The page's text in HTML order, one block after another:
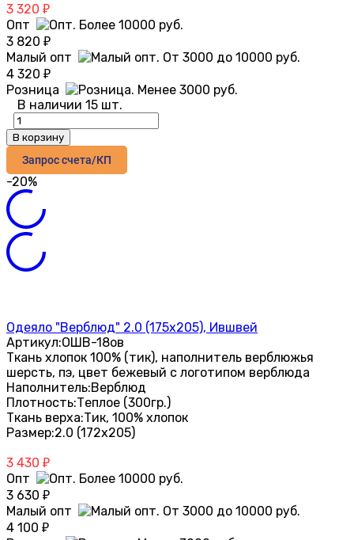
3 320 ₽
Опт
3 820 ₽
Малый опт
4 320 ₽
Розница
В наличии 15 шт.
В корзину
Запрос счета/КП
-20%
Одеяло "Верблюд" 2.0 (175х205), Ившвей
Артикул:ОШВ-18ов
Ткань хлопок 100% (тик), наполнитель верблюжья
шерсть, пэ, цвет бежевый с логотипом верблюда
Наполнитель:Верблюд
Плотность:Теплое (300гр.)
Ткань верха:Тик, 100% хлопок
Размер:2.0 (172х205)
3 430 ₽
Опт
3 630 ₽
Малый опт
4 100 ₽